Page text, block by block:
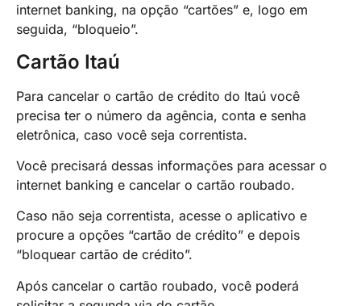
internet banking, na opção “cartões” e, logo em
seguida, “bloqueio”.
Cartão Itaú
Para cancelar o cartão de crédito do Itaú você
precisa ter o número da agência, conta e senha
eletrônica, caso você seja correntista.
Você precisará dessas informações para acessar o
internet banking e cancelar o cartão roubado.
Caso não seja correntista, acesse o aplicativo e
procure a opções “cartão de crédito” e depois
“bloquear cartão de crédito”.
Após cancelar o cartão roubado, você poderá